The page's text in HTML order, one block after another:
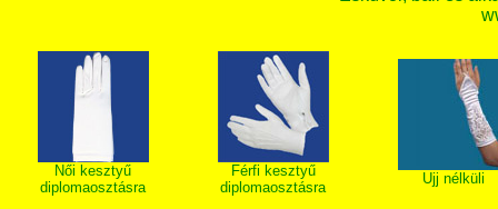
Női kesztyű
diplomaosztásra
Férfi kesztyű
diplomaosztásra
Ujj nélküli